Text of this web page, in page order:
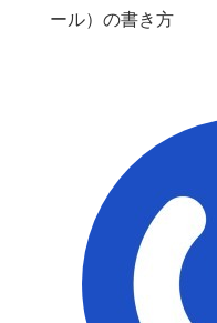
ール）の書き方